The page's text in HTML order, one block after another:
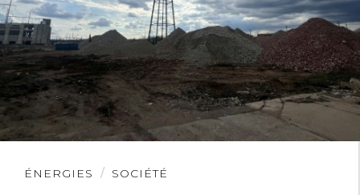
ÉNERGIES SOCIÉTÉ
Lire